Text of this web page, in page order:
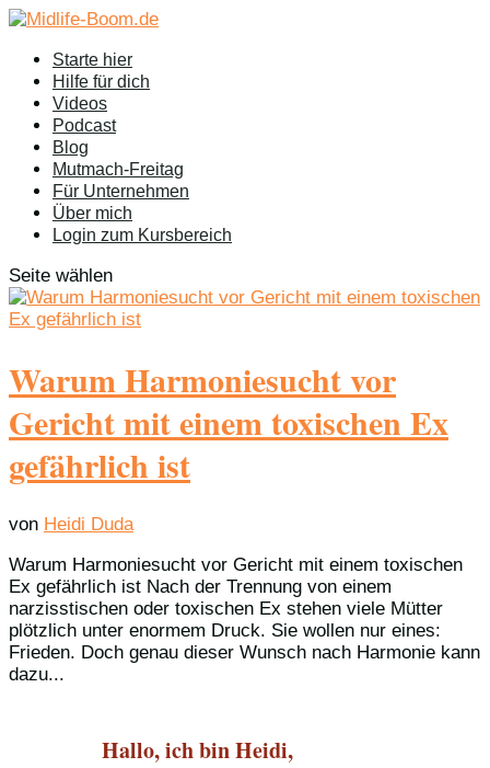
Starte hier
Hilfe für dich
Videos
Podcast
Blog
Mutmach-Freitag
Für Unternehmen
Über mich
Login zum Kursbereich
Seite wählen
Warum Harmoniesucht vor
Gericht mit einem toxischen Ex
gefährlich ist
von Heidi Duda
Warum Harmoniesucht vor Gericht mit einem toxischen
Ex gefährlich ist Nach der Trennung von einem
narzisstischen oder toxischen Ex stehen viele Mütter
plötzlich unter enormem Druck. Sie wollen nur eines:
Frieden. Doch genau dieser Wunsch nach Harmonie kann
dazu...
Hallo, ich bin Heidi,